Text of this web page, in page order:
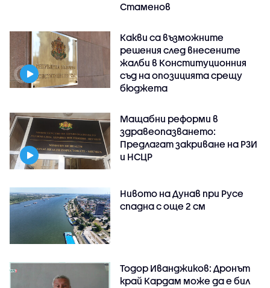
Стаменов
Какви са възможните
решения след внесените
жалби в Конституционния
съд на опозицията срещу
бюджета
Мащабни реформи в
здравеопазването:
Предлагат закриване на РЗИ
и НСЦР
Нивото на Дунав при Русе
спадна с още 2 см
Тодор Иванджиков: Дронът
край Кардам може да е бил